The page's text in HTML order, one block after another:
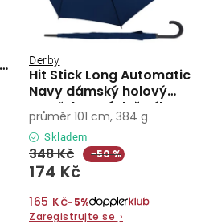
Hit Stick Long Automatic
Navy dámský holový
vystřelovací deštník
Derby
Skladem
174 Kč
348 Kč −50 %
165 Kč−5%
Zaregistrujte se ›
průměr 101 cm, 384 g